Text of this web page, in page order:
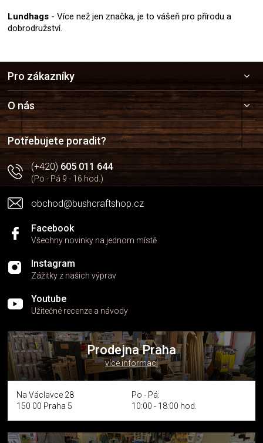
Lundhags - Více než jen značka, je to vášeň pro přírodu a
dobrodružství.
a
t
í
Pro zákazníky
O nás
Potřebujete poradit?
(+420)605 011 644
(Po - Pá 9 - 16 hod.)
obchod@bushcraftshop.cz
Facebook
Všechny novinky na jednom místě
Instagram
Zážitky z našich výprav
Youtube
Užitečné recenze a návody
Prodejna Praha
více informací
Na Václavce 28
150 00 Praha 5
Po - Pá:
10:00 - 18:00 hod.